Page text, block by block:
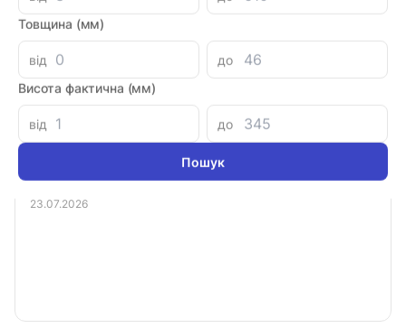
Товщина (мм)
від
до
Висота фактична (мм)
від до
Країна-виробник
Відгуки про нас
Лемешко Олександр
23.07.2026